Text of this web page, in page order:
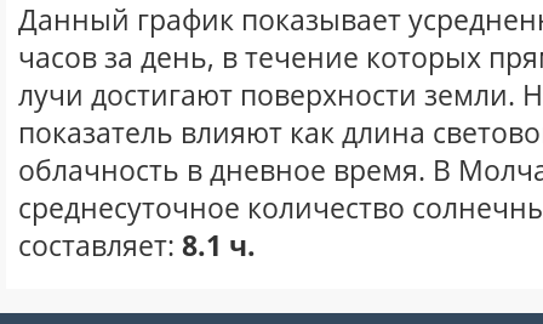
Данный график показывает
часов за день, в течение которых
лучи достигают поверхности земли.
показатель влияют как длина
облачность в дневное время. В
среднесуточное количество
составляет: 8.1 ч.